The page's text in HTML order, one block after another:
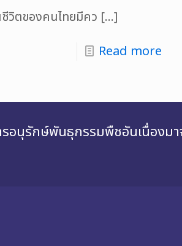
ชีวิตของคนไทยมีคว […]
Read more
อนุรักษ์พันธุกรรมพืชอันเนื่องมา